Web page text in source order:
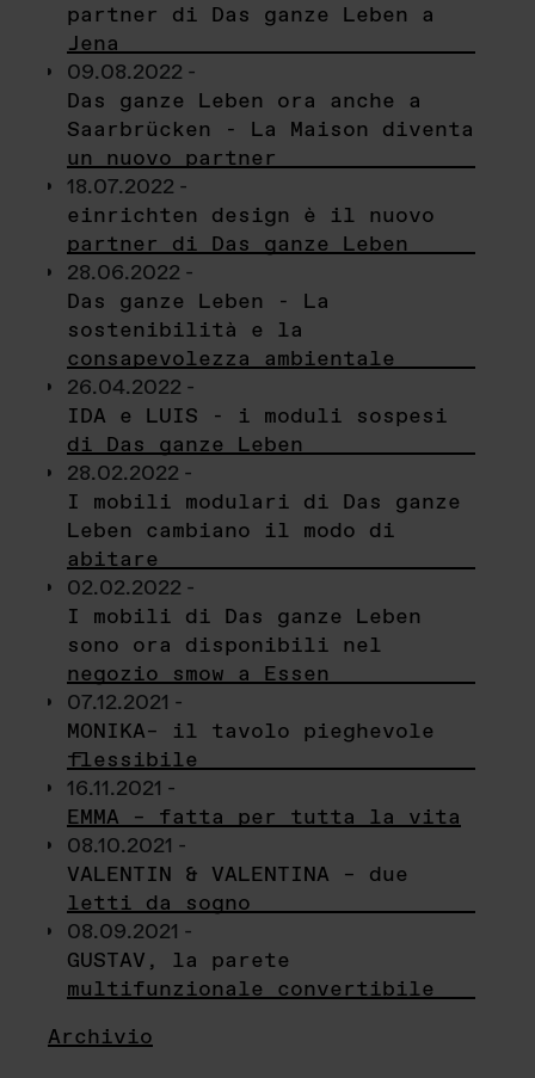
partner di Das ganze Leben a
Jena
09.08.2022 -
Das ganze Leben ora anche a
Saarbrücken - La Maison diventa
un nuovo partner
18.07.2022 -
einrichten design è il nuovo
partner di Das ganze Leben
28.06.2022 -
Das ganze Leben - La
sostenibilità e la
consapevolezza ambientale
26.04.2022 -
IDA e LUIS - i moduli sospesi
di Das ganze Leben
28.02.2022 -
I mobili modulari di Das ganze
Leben cambiano il modo di
abitare
02.02.2022 -
I mobili di Das ganze Leben
sono ora disponibili nel
negozio smow a Essen
07.12.2021 -
MONIKA– il tavolo pieghevole
flessibile
16.11.2021 -
EMMA – fatta per tutta la vita
08.10.2021 -
VALENTIN & VALENTINA – due
letti da sogno
08.09.2021 -
GUSTAV, la parete
multifunzionale convertibile
Archivio